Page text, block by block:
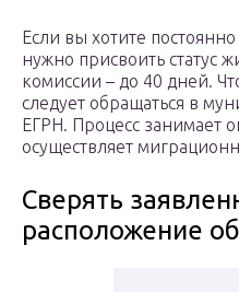
Если вы хотите
нужно присвоить статус
комиссии – до 40 дней.
следует обращаться в
ЕГРН. Процесс занимает
осуществляет
Сверять
расположение